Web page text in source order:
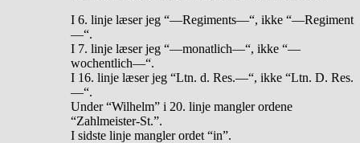
I 6. linje læser jeg “—Regiments—“, ikke “—Regiment
—“.
I 7. linje læser jeg “—monatlich—“, ikke “—
wochentlich—“.
I 16. linje læser jeg “Ltn. d. Res.—“, ikke “Ltn. D. Res.
—“.
Under “Wilhelm” i 20. linje mangler ordene
“Zahlmeister-St.”.
I sidste linje mangler ordet “in”.